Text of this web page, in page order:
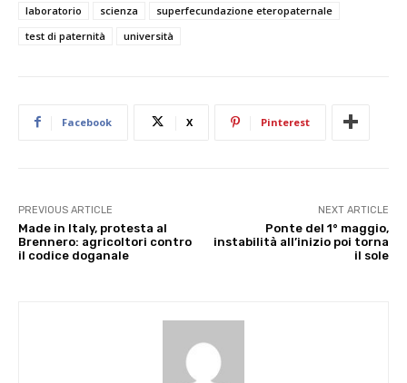
laboratorio
scienza
superfecundazione eteropaternale
test di paternità
università
Facebook X Pinterest
PREVIOUS ARTICLE
Made in Italy, protesta al
Brennero: agricoltori contro
il codice doganale
NEXT ARTICLE
Ponte del 1° maggio,
instabilità all’inizio poi torna
il sole